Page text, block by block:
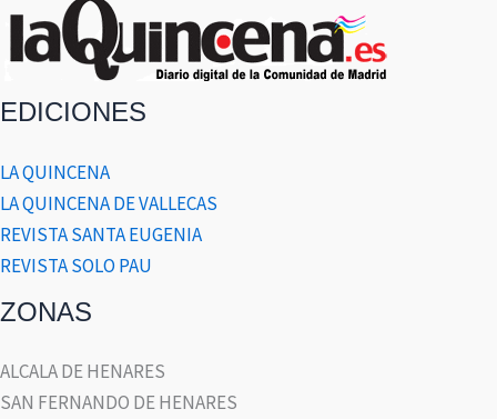
EDICIONES
LA QUINCENA
LA QUINCENA DE VALLECAS
REVISTA SANTA EUGENIA
REVISTA SOLO PAU
ZONAS
ALCALA DE HENARES
SAN FERNANDO DE HENARES